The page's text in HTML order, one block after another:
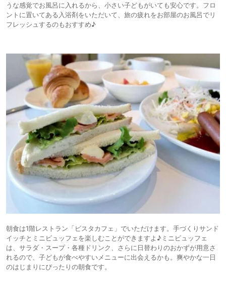
うな感覚でお風呂に入れるから、小さい子どもがいても安心です。フロ
ントに置いてある入浴剤をいただいて、旅の疲れをお部屋のお風呂でリ
フレッシュするのもおすすめ♪
朝食は1階レストラン「ビスタカフェ」でいただけます。手づくりサンド
イッチとミニビュッフェを楽しむことができますよ♪ミニビュッフェ
は、サラダ・スープ・各種ドリンク、さらに日替わりのおかずが用意さ
れるので、子どもが食べやすいメニューに出会えるかも。爽やかな一日
のはじまりにぴったりの朝食です。